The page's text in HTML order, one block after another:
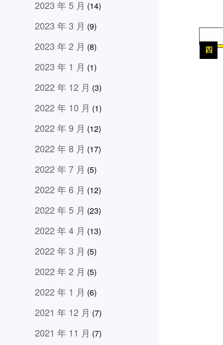
2023 年 5 月 (14)
2023 年 3 月 (9)
2023 年 2 月 (8)
2023 年 1 月 (1)
2022 年 12 月 (3)
2022 年 10 月 (1)
2022 年 9 月 (12)
2022 年 8 月 (17)
2022 年 7 月 (5)
2022 年 6 月 (12)
2022 年 5 月 (23)
2022 年 4 月 (13)
2022 年 3 月 (5)
2022 年 2 月 (5)
2022 年 1 月 (6)
2021 年 12 月 (7)
2021 年 11 月 (7)
四